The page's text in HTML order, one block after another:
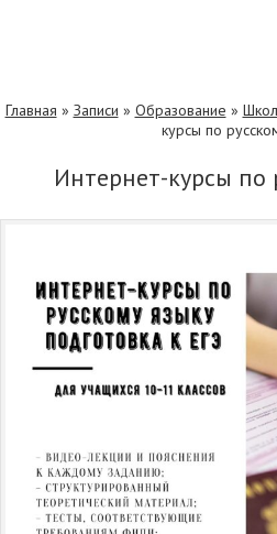
Главная » Записи » Образование »
курсы по
Интepнет-курсы по